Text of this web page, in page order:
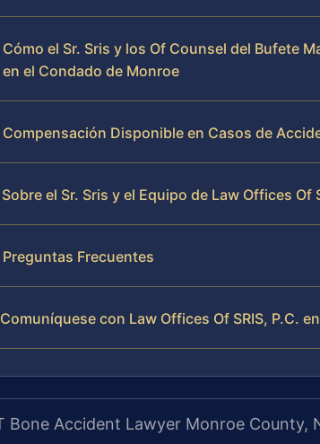
Cómo el Sr. Sris y los Of Counsel del Bufete
en el Condado de Monroe
Compensación Disponible en Casos de
Sobre el Sr. Sris y el Equipo de Law Offices Of
Preguntas Frecuentes
Comuníquese con Law Offices Of SRIS, P.C.